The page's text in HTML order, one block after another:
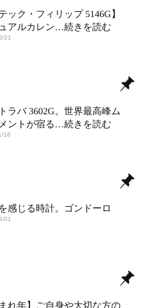
ック・フィリップ 5146G】
アルカレン…続きを読む
21
ラバ 3602G。世界最高峰ム
ントが宿る…続きを読む
18
感じる時計。ゴンドーロ
01
まれ年】ご自身や大切な方の